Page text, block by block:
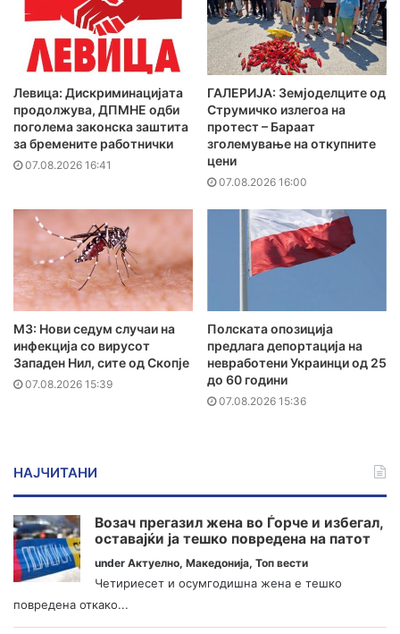
Левица: Дискриминацијата
продолжува, ДПМНЕ одби
поголема законска заштита
за бремените работнички
07.08.2026 16:41
ГАЛЕРИЈА: Земјоделците од
Струмичко излегоа на
протест – Бараат
зголемување на откупните
цени
07.08.2026 16:00
МЗ: Нови седум случаи на
инфекција со вирусот
Западен Нил, сите од Скопје
07.08.2026 15:39
Полската опозиција
предлага депортација на
невработени Украинци од 25
до 60 години
07.08.2026 15:36
НАЈЧИТАНИ
Возач прегазил жена во Ѓорче и избегал,
оставајќи ја тешко повредена на патот
under Актуелно, Македонија, Топ вести
Четириесет и осумгодишна жена е тешко
повредена откако...